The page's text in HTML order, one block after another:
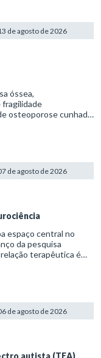
de agosto de 2026
óssea,
fragilidade
osteoporose cunhada
de agosto de 2026
da pesquisa
terapêutica é
de agosto de 2026